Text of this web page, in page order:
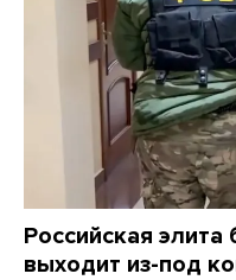
Российская
выходит из-под